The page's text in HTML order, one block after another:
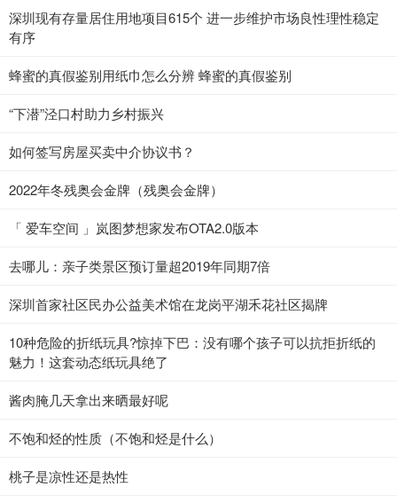
深圳现有存量居住用地项目615个 进一步维护市场良性理性稳定
有序
蜂蜜的真假鉴别用纸巾怎么分辨 蜂蜜的真假鉴别
“下潜”泾口村助力乡村振兴
如何签写房屋买卖中介协议书？
2022年冬残奥会金牌（残奥会金牌）
「 爱车空间 」岚图梦想家发布OTA2.0版本
去哪儿：亲子类景区预订量超2019年同期7倍
深圳首家社区民办公益美术馆在龙岗平湖禾花社区揭牌
10种危险的折纸玩具?惊掉下巴：没有哪个孩子可以抗拒折纸的
魅力！这套动态纸玩具绝了
酱肉腌几天拿出来晒最好呢
不饱和烃的性质（不饱和烃是什么）
桃子是凉性还是热性